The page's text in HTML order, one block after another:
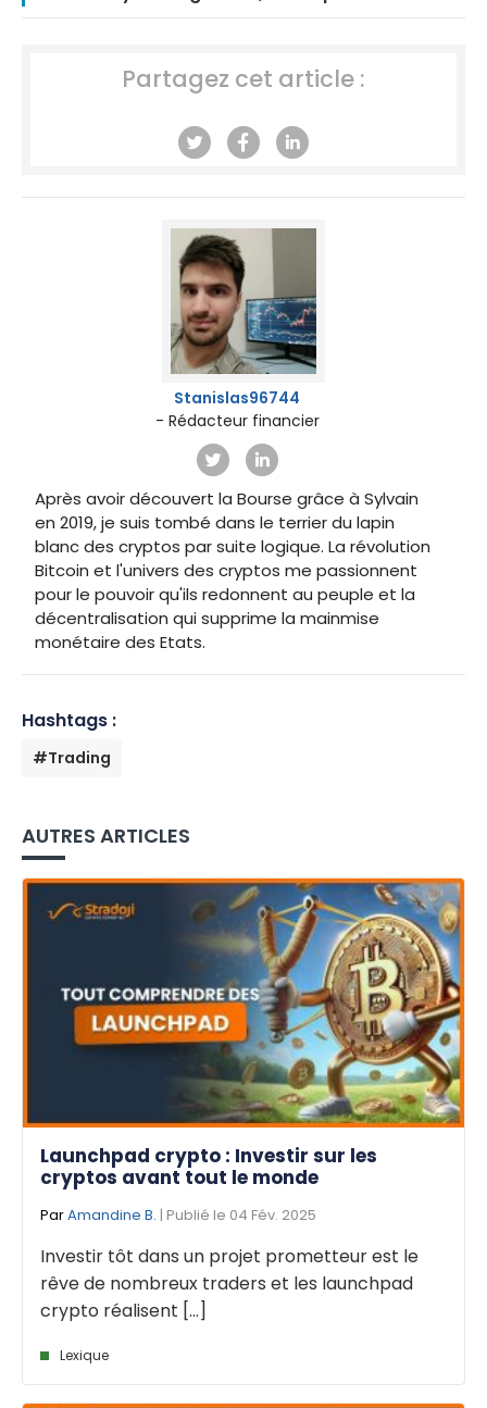
Partagez cet article :
Stanislas96744
- Rédacteur financier
Après avoir découvert la Bourse grâce à Sylvain
en 2019, je suis tombé dans le terrier du lapin
blanc des cryptos par suite logique. La révolution
Bitcoin et l'univers des cryptos me passionnent
pour le pouvoir qu'ils redonnent au peuple et la
décentralisation qui supprime la mainmise
monétaire des Etats.
Hashtags :
#Trading
AUTRES ARTICLES
Launchpad crypto : Investir sur les
cryptos avant tout le monde
ParAmandine B. | Publié le 04 Fév. 2025
Investir tôt dans un projet prometteur est le
rêve de nombreux traders et les launchpad
crypto réalisent [...]
Lexique